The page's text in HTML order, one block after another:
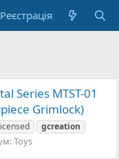
Реєстрація
Series MTST-01
Grimlock)
gcreation
Toys